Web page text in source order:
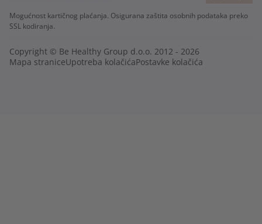
Mogućnost kartičnog plaćanja. Osigurana zaštita osobnih podataka preko
SSL kodiranja.
Copyright © Be Healthy Group d.o.o. 2012 - 2026
Mapa straniceUpotreba kolačićaPostavke kolačića